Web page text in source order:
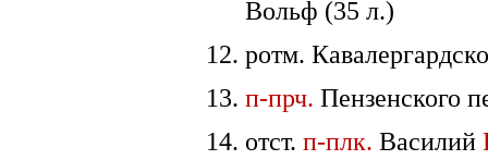
Вольф (35 л.)
ротм.
п-прч. Пензенского
отст.п-плк. Василий